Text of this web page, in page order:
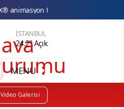
M Lisa ve Dolu Kadehi
İSTANBUL
24.2° Açık
MENU
Video Galerisi